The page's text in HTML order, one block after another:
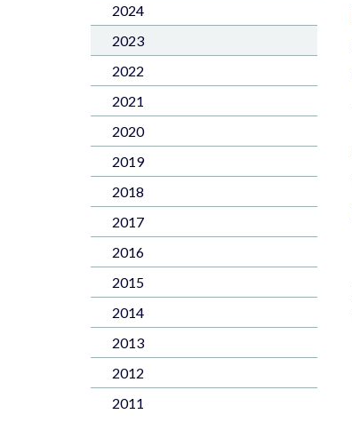
2024
2023
2022
2021
2020
2019
2018
2017
2016
2015
2014
2013
2012
2011